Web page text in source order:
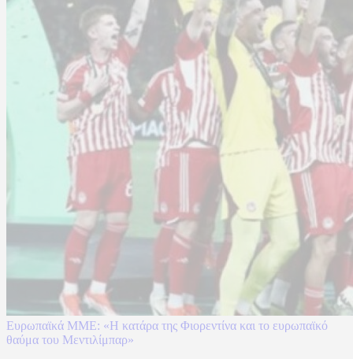
Ευρωπαϊκά ΜΜΕ: «Η κατάρα της Φιορεντίνα και το ευρωπαϊκό
θαύμα του Μεντιλίμπαρ»